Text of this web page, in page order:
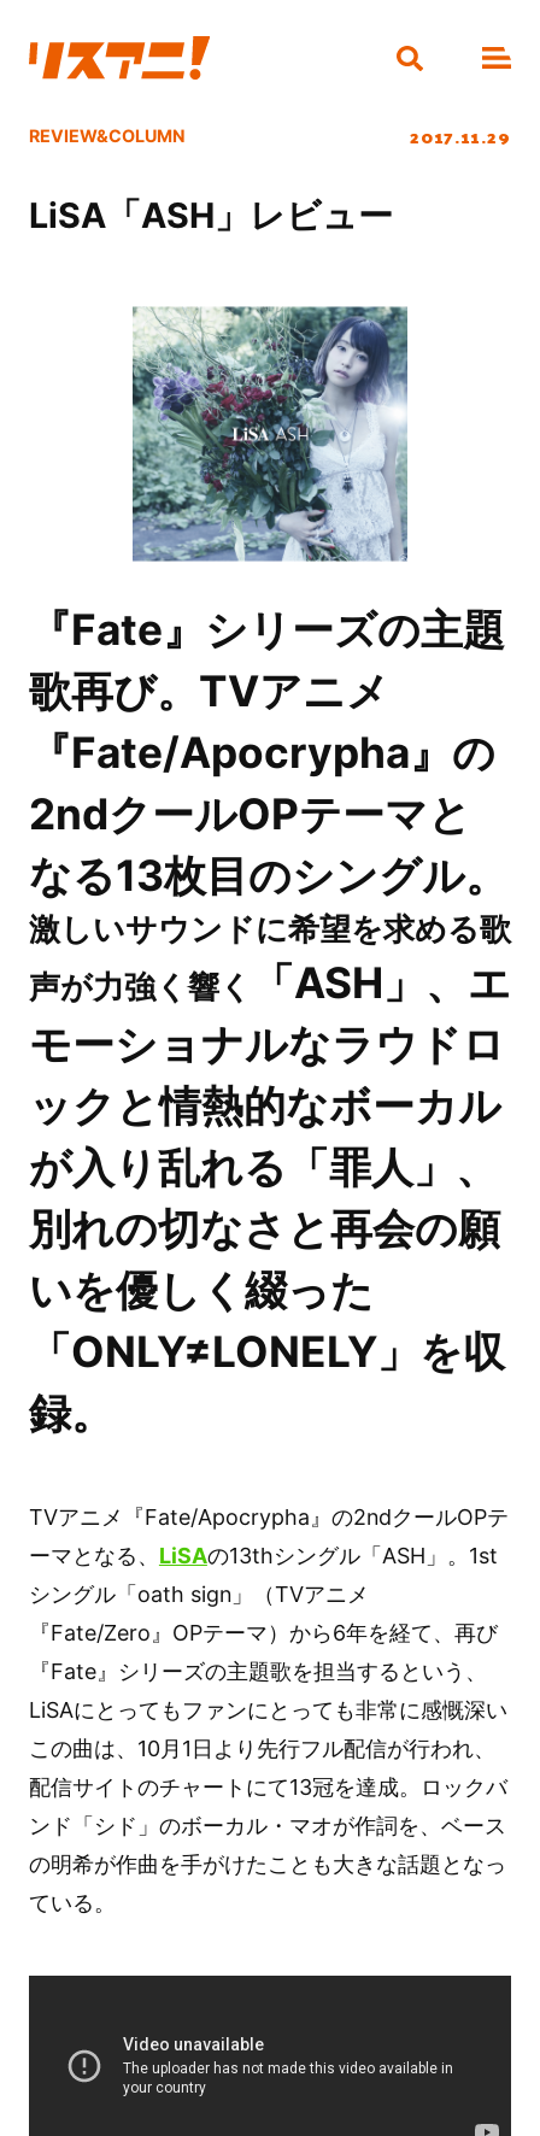
REVIEW&COLUMN 2017.11.29
LiSA「ASH」レビュー
『Fate』シリーズの主題
歌再び。TVアニメ
『Fate/Apocrypha』の
2ndクールOPテーマと
なる13枚目のシングル。
激しいサウンドに希望を求める歌
声が力強く響く
「ASH」、エ
モーショナルなラウドロ
ックと情熱的なボーカル
が入り乱れる「罪人」、
別れの切なさと再会の願
いを優しく綴った
「ONLY≠LONELY」を収
録。
TVアニメ『Fate/Apocrypha』の2ndクールOPテ
ーマとなる、 LiSAの13thシングル「ASH」。1st
シングル「oath sign」（TVアニメ
『Fate/Zero』OPテーマ）から6年を経て、再び
『Fate』シリーズの主題歌を担当するという、
LiSAにとってもファンにとっても非常に感慨深い
この曲は、10月1日より先行フル配信が行われ、
配信サイトのチャートにて13冠を達成。ロックバ
ンド「シド」のボーカル・マオが作詞を、ベース
の明希が作曲を手がけたことも大きな話題となっ
ている。